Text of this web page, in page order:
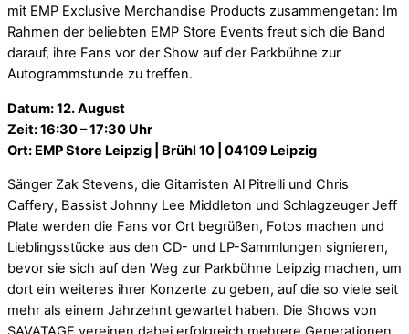
mit EMP Exclusive Merchandise Products zusammengetan: Im
Rahmen der beliebten EMP Store Events freut sich die Band
darauf, ihre Fans vor der Show auf der Parkbühne zur
Autogrammstunde zu treffen.
Datum: 12. August
Zeit: 16:30 – 17:30 Uhr
Ort: EMP Store Leipzig | Brühl 10 | 04109 Leipzig
Sänger Zak Stevens, die Gitarristen Al Pitrelli und Chris
Caffery, Bassist Johnny Lee Middleton und Schlagzeuger Jeff
Plate werden die Fans vor Ort begrüßen, Fotos machen und
Lieblingsstücke aus den CD- und LP-Sammlungen signieren,
bevor sie sich auf den Weg zur Parkbühne Leipzig machen, um
dort ein weiteres ihrer Konzerte zu geben, auf die so viele seit
mehr als einem Jahrzehnt gewartet haben. Die Shows von